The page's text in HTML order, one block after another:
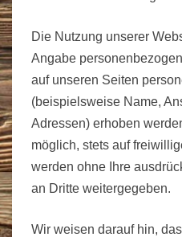
Die Nutzung unserer
Angabe
auf unseren Seiten
(beispielsweise Name,
Adressen) erhoben
möglich, stets auf
werden ohne Ihre
an Dritte weitergegeben.
Wir weisen darauf hin,